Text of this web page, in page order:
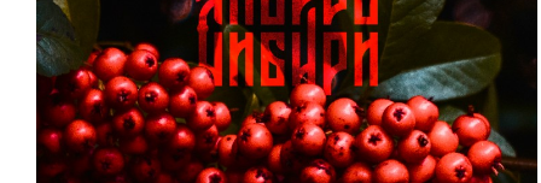
14 200